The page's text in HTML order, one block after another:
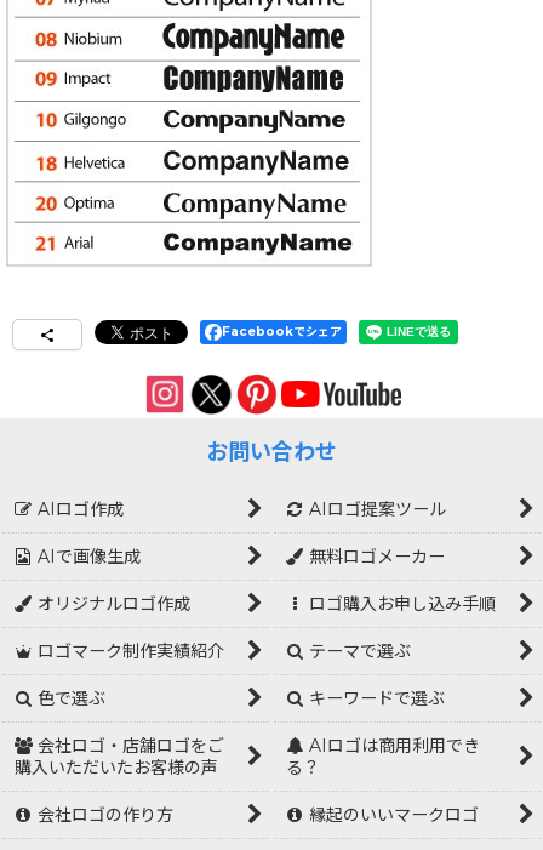
Facebookでシェア
お問い合わせ
AIロゴ作成 AIロゴ提案ツール
AIで画像生成 無料ロゴメーカー
オリジナルロゴ作成 ロゴ購入お申し込み手順
ロゴマーク制作実績紹介 テーマで選ぶ
色で選ぶ キーワードで選ぶ
会社ロゴ・店舗ロゴをご
購入いただいたお客様の声
AIロゴは商用利用でき
る？
会社ロゴの作り方 縁起のいいマークロゴ